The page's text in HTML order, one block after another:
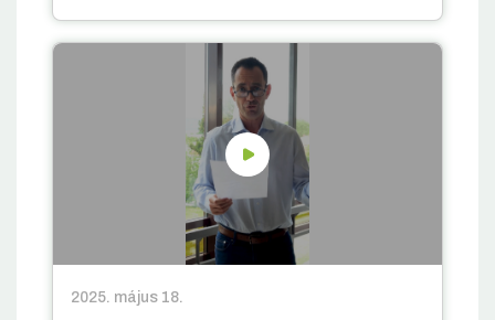
2025. május 18.